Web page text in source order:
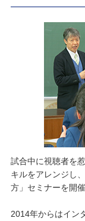
試合中に視聴者を
キルをアレンジし
方」セミナーを開催
2014年からはイン